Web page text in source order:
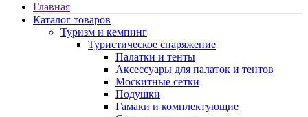
Главная
Каталог товаров
Туризм и кемпинг
Туристическое снаряжение
Палатки и тенты
Аксессуары для палаток и тентов
Москитные сетки
Подушки
Гамаки и комплектующие